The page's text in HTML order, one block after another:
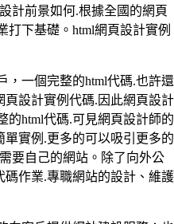
計前景如何.根據全國的網頁
打下基礎。html網頁設計實例
，一個完整的html代碼.也許還
頁設計實例代碼.因此網頁設計
的html代碼.可見網頁設計師的
單實例.更多的可以吸引更多的
要自己的網站。除了向外公
碼作業.專職網站的設計、維護